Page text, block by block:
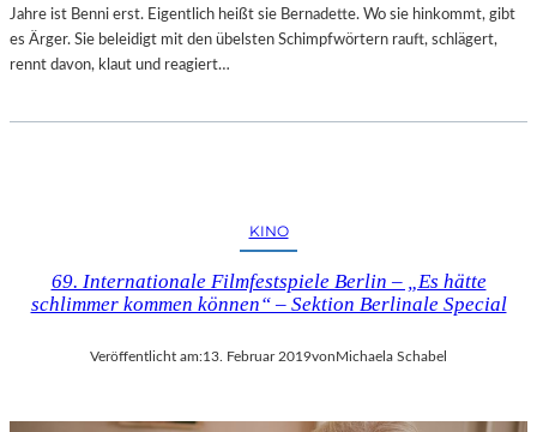
Jahre ist Benni erst. Eigentlich heißt sie Bernadette. Wo sie hinkommt, gibt
es Ärger. Sie beleidigt mit den übelsten Schimpfwörtern rauft, schlägert,
rennt davon, klaut und reagiert…
KINO
69. Internationale Filmfestspiele Berlin – „Es hätte
schlimmer kommen können“ – Sektion Berlinale Special
Veröffentlicht am:13. Februar 2019vonMichaela Schabel